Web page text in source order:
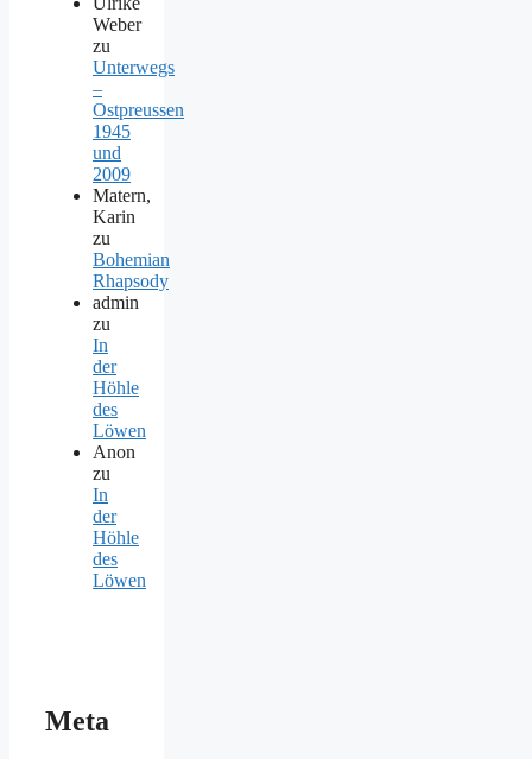
Weber
zu
Unterwegs
–
Ostpreussen
1945
und
2009
Matern,
Karin
zu
Bohemian
Rhapsody
admin
zu
In
der
Höhle
des
Löwen
Anon
zu
In
der
Höhle
des
Löwen
Meta